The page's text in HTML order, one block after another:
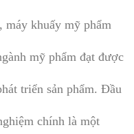
máy khuấy mỹ phẩm
mỹ phẩm đạt được
triển sản phẩm. Đầu
chính là một